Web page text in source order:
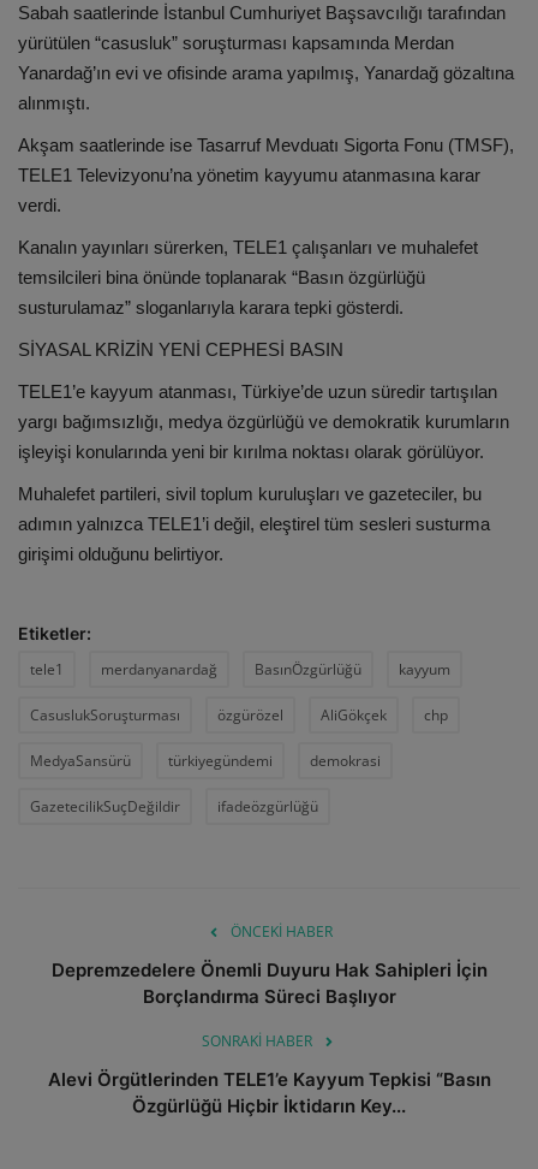
Sabah saatlerinde İstanbul Cumhuriyet Başsavcılığı tarafından
yürütülen “casusluk” soruşturması kapsamında Merdan
Yanardağ’ın evi ve ofisinde arama yapılmış, Yanardağ gözaltına
alınmıştı.
Akşam saatlerinde ise Tasarruf Mevduatı Sigorta Fonu (TMSF),
TELE1 Televizyonu’na yönetim kayyumu atanmasına karar
verdi.
Kanalın yayınları sürerken, TELE1 çalışanları ve muhalefet
temsilcileri bina önünde toplanarak “Basın özgürlüğü
susturulamaz” sloganlarıyla karara tepki gösterdi.
SİYASAL KRİZİN YENİ CEPHESİ BASIN
TELE1’e kayyum atanması, Türkiye’de uzun süredir tartışılan
yargı bağımsızlığı, medya özgürlüğü ve demokratik kurumların
işleyişi konularında yeni bir kırılma noktası olarak görülüyor.
Muhalefet partileri, sivil toplum kuruluşları ve gazeteciler, bu
adımın yalnızca TELE1’i değil, eleştirel tüm sesleri susturma
girişimi olduğunu belirtiyor.
Etiketler:
tele1
merdanyanardağ BasınÖzgürlüğü kayyum
CasuslukSoruşturması özgürözel AliGökçek chp
MedyaSansürü türkiyegündemi demokrasi
GazetecilikSuçDeğildir ifadeözgürlüğü
ÖNCEKI HABER
Depremzedelere Önemli Duyuru Hak Sahipleri İçin
Borçlandırma Süreci Başlıyor
SONRAKI HABER
Alevi Örgütlerinden TELE1’e Kayyum Tepkisi “Basın
Özgürlüğü Hiçbir İktidarın Key...